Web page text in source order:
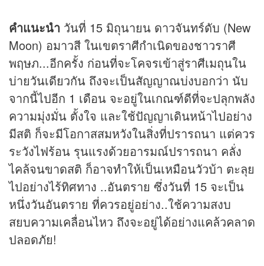
คำแนะนำ วันที่ 15 มิถุนายน ดาวจันทร์ดับ (New
Moon) อมาวสี ในเขตราศีกำเนิดของชาวราศี
พฤษภ...อีกครั้ง ก่อนที่จะโคจรเข้าสู่ราศีเมถุนใน
บ่ายวันเดียวกัน ถึงจะเป็นสัญญาณบ่งบอกว่า นับ
จากนี้ไปอีก 1 เดือน จะอยู่ในเกณฑ์ดีที่จะปลุกพลัง
ความมุ่งมั่น ตั้งใจ และใช้ปัญญาเดินหน้าไปอย่าง
มีสติ ก็จะมีโอกาสสมหวังในสิ่งที่ปรารถนา แต่ควร
ระวังไฟร้อน รุนแรงด้วยอารมณ์ปรารถนา คลั่ง
ไคล้จนขาดสติ ก็อาจทำให้เป็นเหมือนวัวบ้า ตะลุย
ไปอย่างไร้ทิศทาง ..อันตราย ซึ่งวันที่ 15 จะเป็น
หนึ่งวันอันตราย ที่ควรอยู่อย่าง..ใช้ความสงบ
สยบความเคลื่อนไหว ถึงจะอยู่ได้อย่างแคล้วคลาด
ปลอดภัย!